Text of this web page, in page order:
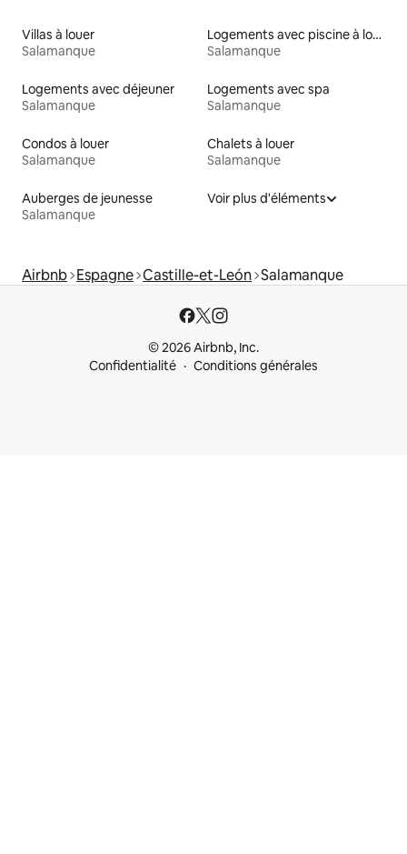
Villas à louer
Salamanque
Logements avec piscine à louer
Salamanque
Logements avec déjeuner
Salamanque
Logements avec spa
Salamanque
Condos à louer
Salamanque
Chalets à louer
Salamanque
Auberges de jeunesse
Salamanque
Voir plus d'éléments
Airbnb Espagne Castille-et-León Salamanque
© 2026 Airbnb, Inc.
Confidentialité
Conditions générales